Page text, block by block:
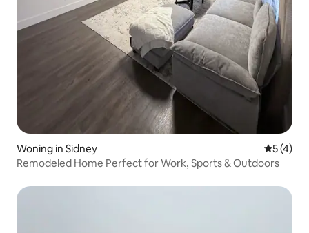
Woning in Sidney
5 (4)
Remodeled Home Perfect for Work, Sports & Outdoors